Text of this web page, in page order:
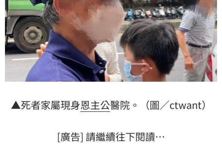
▲死者家屬現身恩主公醫院。（圖／ctwant）
[廣告] 請繼續往下閱讀…